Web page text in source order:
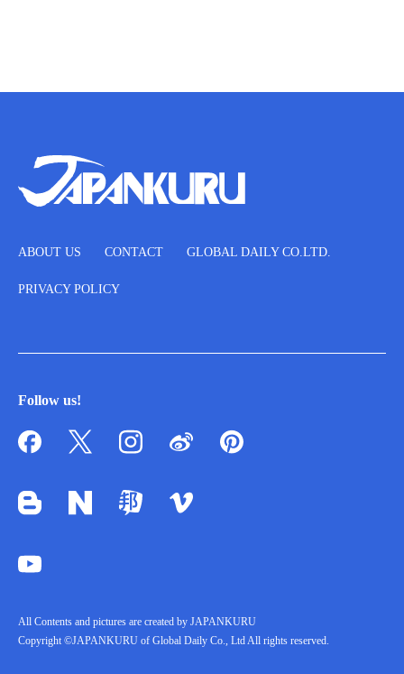
ABOUT US CONTACT GLOBAL DAILY CO.LTD.
PRIVACY POLICY
Follow us!
All Contents and pictures are created by JAPANKURU
Copyright ©JAPANKURU of Global Daily Co., Ltd All rights reserved.